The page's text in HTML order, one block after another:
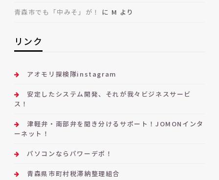
青森市でも「中みそ」が！ に M より
リンク
アオモリ探検隊instagram
安定したシステム開発、それが我々ビジネスサービ
ス！
津軽弁・南部弁を聞き分けるサポート！JOMONインタ
ーネット！
パソコンならパワーデポ！
青森県市町村税滞納整理組合